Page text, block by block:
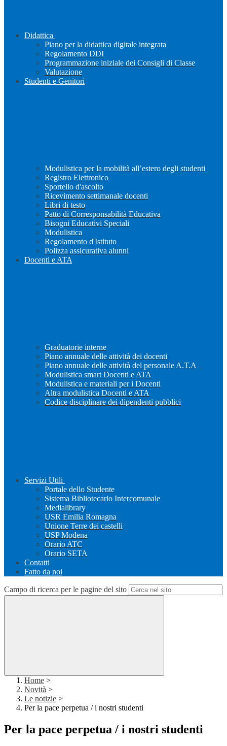
Didattica
Piano per la didattica digitale integrata
Regolamento DDI
Programmazione iniziale dei Consigli di Classe
Valutazione
Studenti e Genitori
Modulistica per la mobilità all’estero degli studenti
Registro Elettronico
Sportello d'ascolto
Ricevimento settimanale docenti
Libri di testo
Patto di Corresponsabilità Educativa
Bisogni Educativi Speciali
Modulistica
Regolamento d'Istituto
Polizza assicurativa alunni
Docenti e ATA
Graduatorie interne
Piano annuale delle attività dei docenti
Piano annuale delle attività del personale A.T.A
Modulistica smart Docenti e ATA
Modulistica e materiali per i Docenti
Altra modulistica Docenti e ATA
Codice disciplinare dei dipendenti pubblici
Servizi Utili
Portale dello Studente
Sistema Bibliotecario Intercomunale
Medialibrary
USR Emilia Romagna
Unione Terre dei castelli
USP Modena
Orario ATC
Orario SETA
Contatti
Fatto da noi
Campo di ricerca per le pagine del sito
Home >
Novità >
Le notizie >
Per la pace perpetua / i nostri studenti
Per la pace perpetua / i nostri studenti